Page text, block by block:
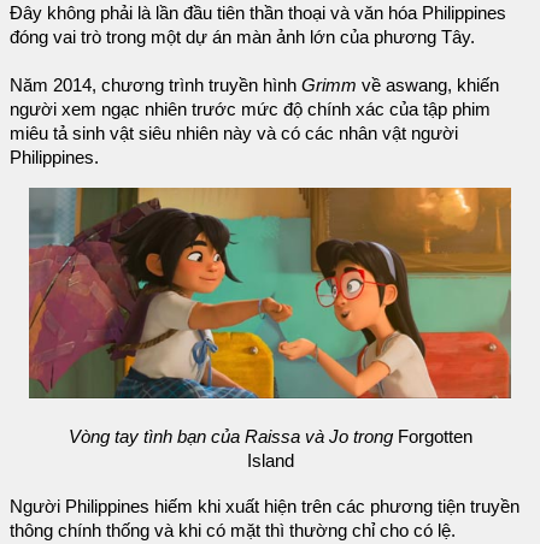
Đây không phải là lần đầu tiên thần thoại và văn hóa Philippines
đóng vai trò trong một dự án màn ảnh lớn của phương Tây.
Năm 2014, chương trình truyền hình Grimm về aswang, khiến
người xem ngạc nhiên trước mức độ chính xác của tập phim
miêu tả sinh vật siêu nhiên này và có các nhân vật người
Philippines.
Vòng tay tình bạn của Raissa và Jo trongForgotten
Island
Người Philippines hiếm khi xuất hiện trên các phương tiện truyền
thông chính thống và khi có mặt thì thường chỉ cho có lệ.